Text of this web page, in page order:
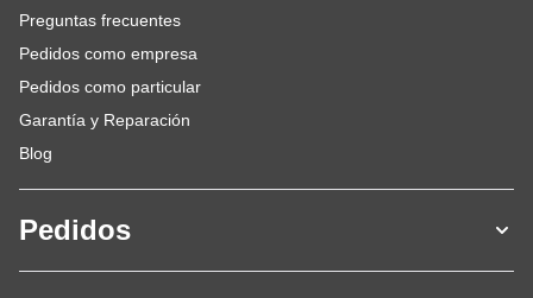
Preguntas frecuentes
Pedidos como empresa
Pedidos como particular
Garantía y Reparación
Blog
Pedidos